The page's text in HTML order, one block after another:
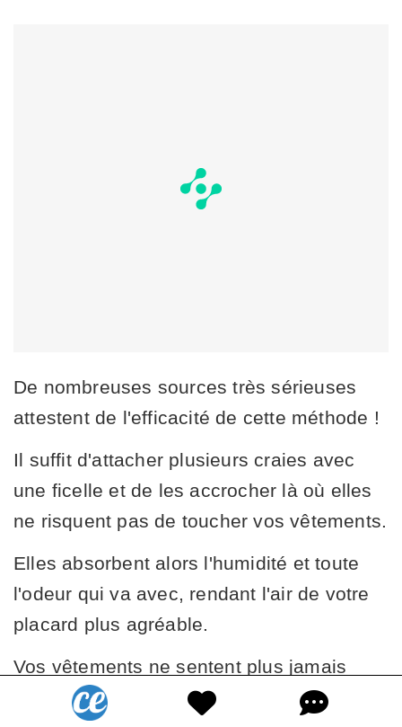
De nombreuses sources très sérieuses
attestent de l'efficacité de cette méthode !
Il suffit d'attacher plusieurs craies avec
une ficelle et de les accrocher là où elles
ne risquent pas de toucher vos vêtements.
Elles absorbent alors l'humidité et toute
l'odeur qui va avec, rendant l'air de votre
placard plus agréable.
Vos vêtements ne sentent plus jamais
mauvais.